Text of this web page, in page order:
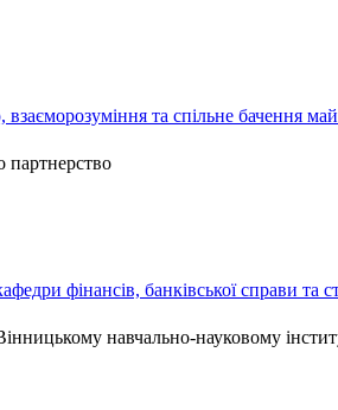
та спільне бачення
партнерство
фінансів, банківської справи та
навчально-науковому